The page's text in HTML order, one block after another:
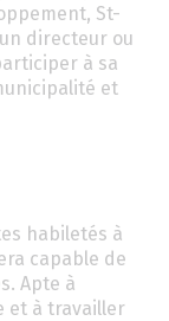
St-
directeur ou
à sa
et
habiletés à
capable de
Apte à
et à travailler